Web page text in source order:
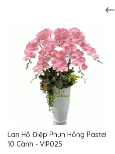
Lan Hồ Điệp Phun Hồng Pastel
10 Cành - VIP025